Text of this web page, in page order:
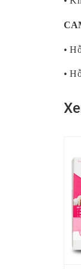
•
•